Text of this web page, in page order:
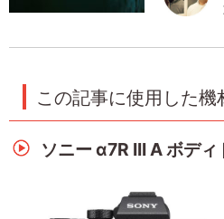
この記事に使用した機
ソニー α7R III A ボデ